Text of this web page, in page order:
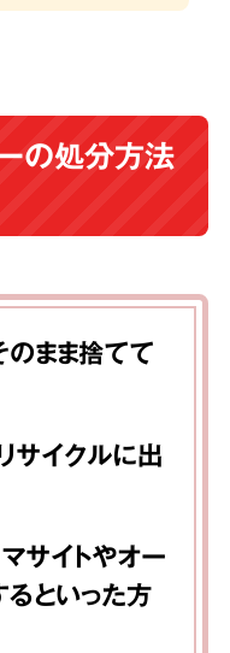
の処分方法
まま捨てて
サイクルに出
サイトやオー
といった方